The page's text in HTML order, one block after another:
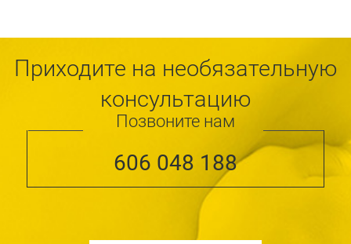
Приходите на необязательную
консультацию
Позвоните нам
606 048 188